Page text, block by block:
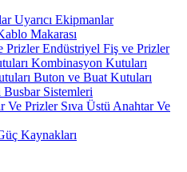
Uyarıcı Ekipmanlar
Makarası
Endüstriyel Fiş ve Prizler
Kombinasyon Kutuları
Buton ve Buat Kutuları
Busbar Sistemleri
Sıva Üstü Anahtar Ve
Kaynakları